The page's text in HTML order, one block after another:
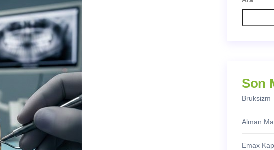
Son
Bruksizm
Alman
Emax